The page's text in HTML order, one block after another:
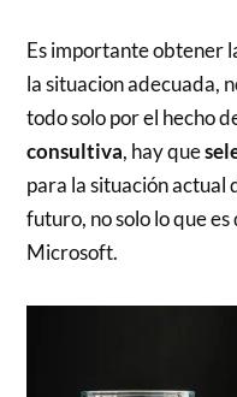
Es importante obtener
la situacion adecuada,
todo solo por el hecho
consultiva, hay que
para la situación actual
futuro, no solo lo que es
Microsoft.